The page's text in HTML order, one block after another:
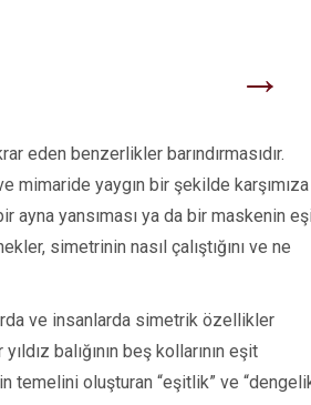
→
eden benzerlikler barındırmasıdır.
mimaride yaygın bir şekilde karşımıza
ayna yansıması ya da bir maskenin
simetrinin nasıl çalıştığını ve ne
ve insanlarda simetrik özellikler
balığının beş kollarının eşit
temelini oluşturan “eşitlik” ve